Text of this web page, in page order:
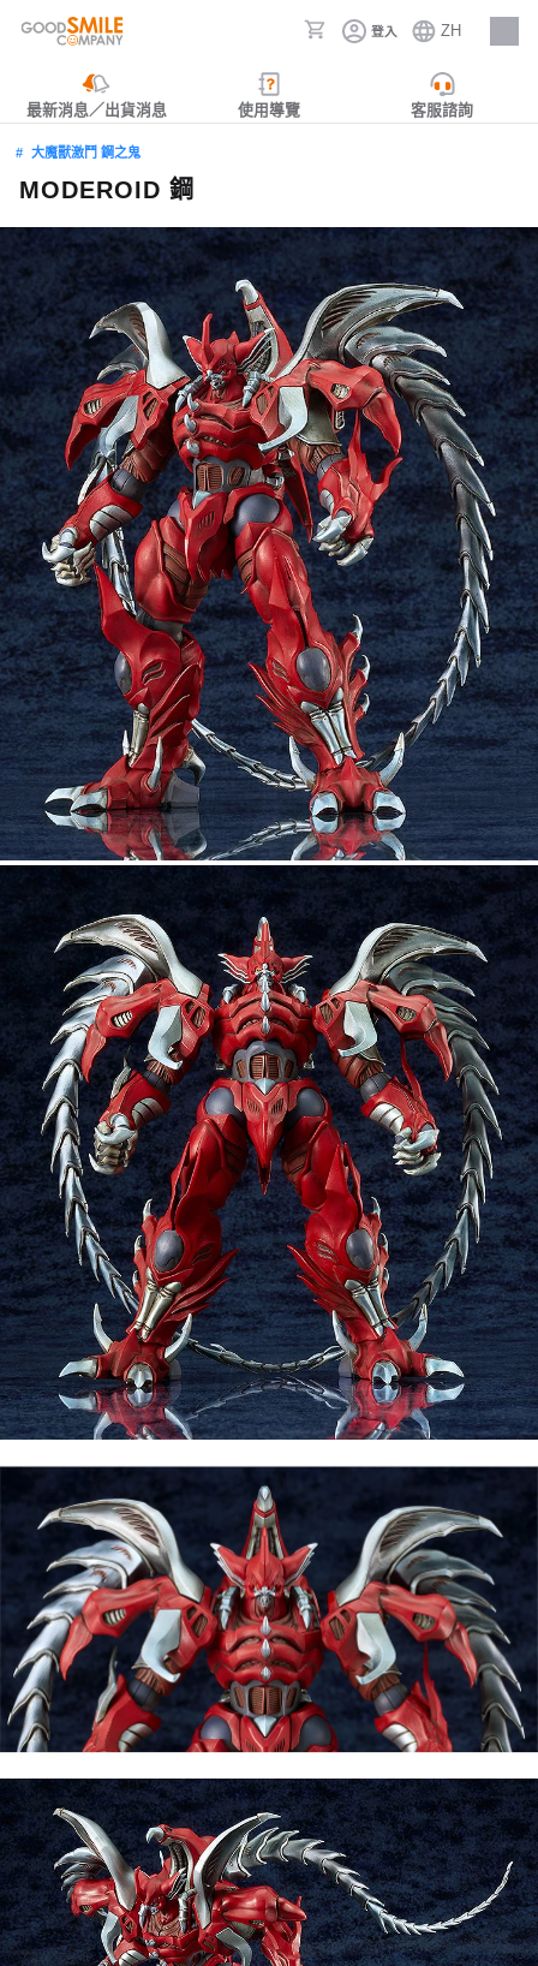
登入 ZH
人才招募
最新消息／出貨消息 使用導覽 客服諮詢
大魔獸激鬥 鋼之鬼
MODEROID 鋼